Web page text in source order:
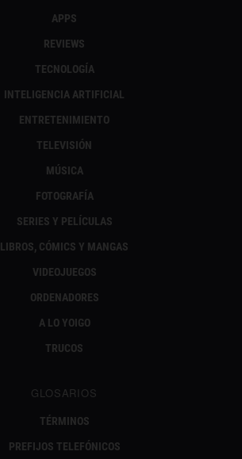
APPS
REVIEWS
TECNOLOGÍA
INTELIGENCIA ARTIFICIAL
ENTRETENIMIENTO
TELEVISIÓN
MÚSICA
FOTOGRAFÍA
SERIES Y PELÍCULAS
LIBROS, CÓMICS Y MANGAS
VIDEOJUEGOS
ORDENADORES
A LO YOIGO
TRUCOS
GLOSARIOS
TÉRMINOS
PREFIJOS TELEFÓNICOS